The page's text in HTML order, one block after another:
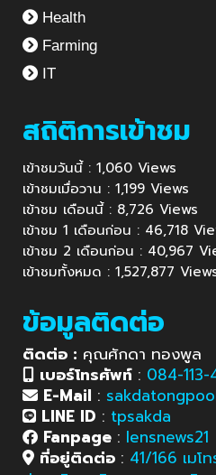
Health
Farming
IT
สถิติการเข้าชม
เข้าชมวันนี้ : 1,060 Views
เข้าชมเมื่อวาน : 1,199 Views
เข้าชม เดือนนี้ : 8,726 Views
เข้าชม 1 เดือนก่อน : 46,718
เข้าชม 2 เดือนก่อน : 40,967
เข้าชมทั้งหมด : 1,527,877
ข้อมูลติดต่อ
ติดต่อ : คุณศักดา ทองพูล
เบอร์โทรศัพท์ : 084-113-
E-Mail :
LINE ID : tpsakda
Fanpage : lensnews21
ที่อยู่ติดต่อ : 41/166 เมโ